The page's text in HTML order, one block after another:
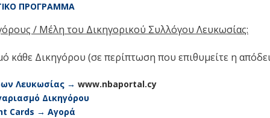
ΠΡΟΓΡΑΜΜΑ
/ Μέλη του Δικηγορικού Συλλόγου Λευκωσίας:
κάθε Δικηγόρου (σε περίπτωση που επιθυμείτε η
Λευκωσίας → www.nbaportal.cy
Δικηγόρου
Cards → Αγορά